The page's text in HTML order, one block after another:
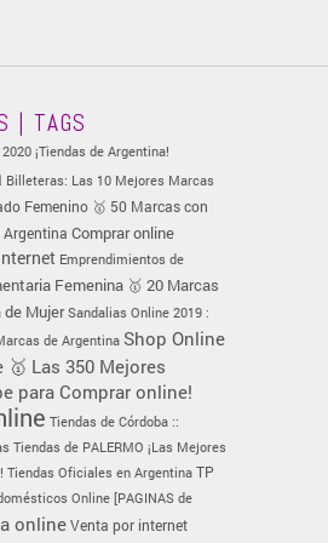
| TAGS
¡Tiendas de Argentina!
Billeteras: Las 10 Mejores Marcas
Femenino 🥇 50 Marcas con
Argentina Comprar online
Emprendimientos de
Femenina 🥇 20 Marcas
de Mujer Sandalias Online 2019 :
de Argentina Shop Online
🥇 Las 350 Mejores
para Comprar online!
Tiendas de Córdoba ::
Tiendas de PALERMO ¡Las Mejores
Tiendas Oficiales en Argentina TP
Online [PAGINAS de
online Venta por internet